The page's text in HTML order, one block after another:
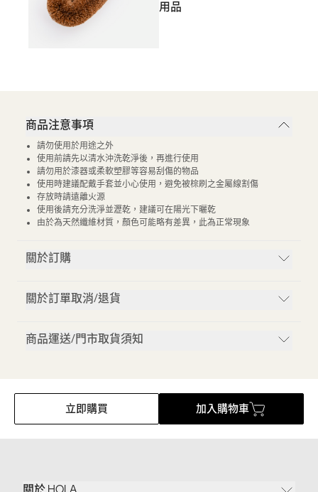
用品
商品注意事項
請勿使用於用途之外
使用前請先以清水沖洗乾淨後，再進行使用
請勿用於漆器或柔軟塑膠等容易刮傷的物品
使用時建議配戴手套並小心使用，避免被棕刷之金屬線割傷
存放時請遠離火源
使用後請充分洗淨並瀝乾，建議可在陽光下曬乾
由於為天然纖維材質，顏色可能略有差異，此為正常現象
關於訂購
關於訂單取消/退貨
商品運送/門市取貨須知
立即購買 加入購物車